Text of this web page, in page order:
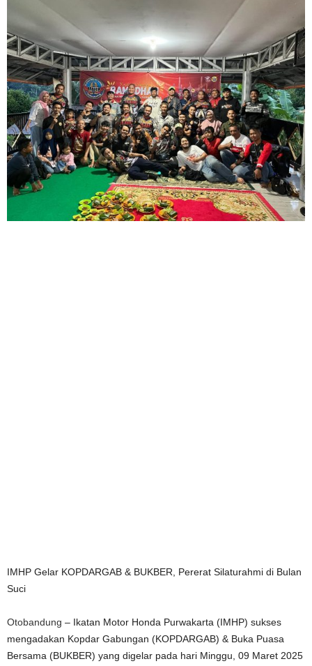
IMHP Gelar KOPDARGAB & BUKBER, Pererat Silaturahmi di Bulan
Suci
Otobandung – Ikatan Motor Honda Purwakarta (IMHP) sukses
mengadakan Kopdar Gabungan (KOPDARGAB) & Buka Puasa
Bersama (BUKBER) yang digelar pada hari Minggu, 09 Maret 2025